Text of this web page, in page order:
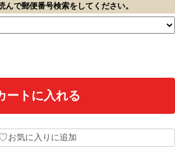
んで郵便番号検索をしてください。
お気に入りに追加